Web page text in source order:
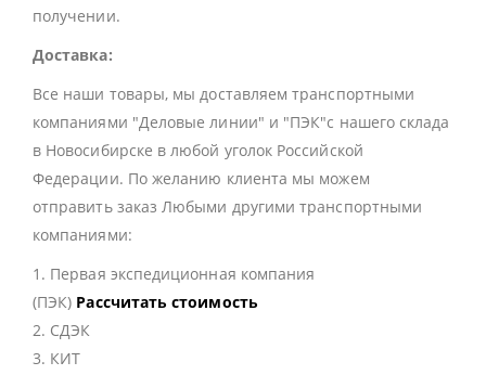
получении.
Доставка:
Все наши товары, мы доставляем транспортными
компаниями "Деловые линии" и "ПЭК"с нашего склада
в Новосибирске в любой уголок Российской
Федерации. По желанию клиента мы можем
отправить заказ Любыми другими транспортными
компаниями:
1. Первая экспедиционная компания
(ПЭК) Рассчитать стоимость
2. СДЭК
3. КИТ